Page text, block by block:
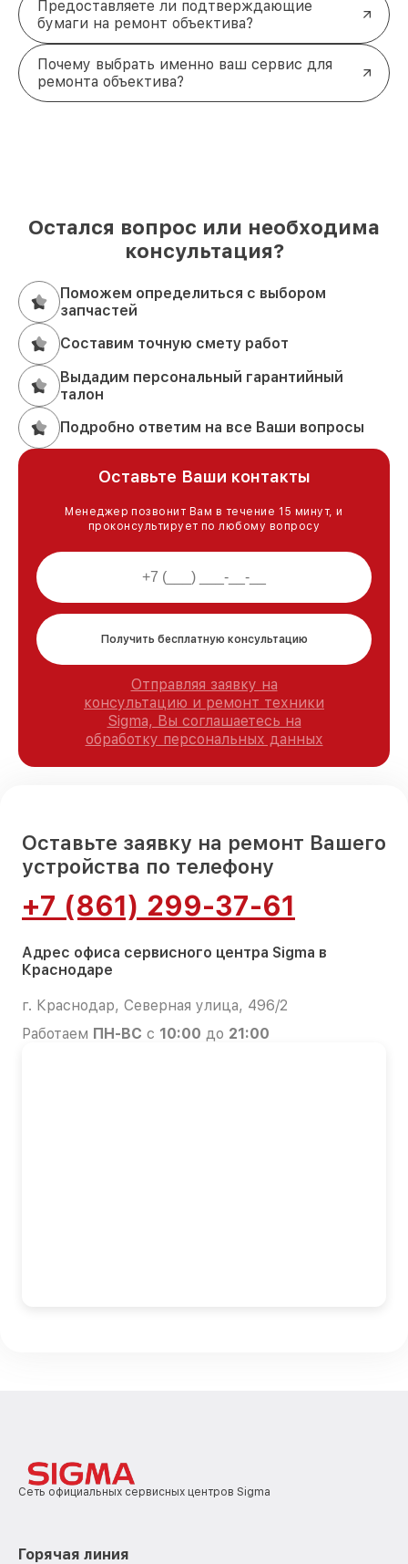
Предоставляете ли подтверждающие
бумаги на ремонт объектива?
Почему выбрать именно ваш сервис для
ремонта объектива?
Остался вопрос или необходима
консультация?
Поможем определиться с выбором
запчастей
Составим точную смету работ
Выдадим персональный гарантийный
талон
Подробно ответим на все Ваши вопросы
Оставьте Ваши контакты
Менеджер позвонит Вам в течение 15 минут, и
проконсультирует по любому вопросу
Получить бесплатную консультацию
Отправляя заявку на
консультацию и ремонт техники
Sigma, Вы соглашаетесь на
обработку персональных данных
Оставьте заявку на ремонт Вашего
устройства по телефону
+7 (861) 299-37-61
Адрес офиса сервисного центра Sigma в
Краснодаре
г. Краснодар, Северная улица, 496/2
Работаем ПН-ВС с 10:00 до 21:00
Сеть официальных сервисных центров Sigma
Горячая линия